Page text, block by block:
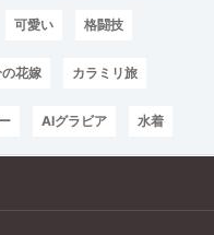
可愛い 格闘技
花嫁 カラミリ旅
AIグラビア 水着